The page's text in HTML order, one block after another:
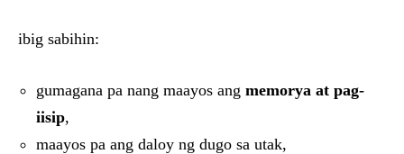
ibig sabihin:
gumagana pa nang maayos ang memorya at pag-
iisip,
maayos pa ang daloy ng dugo sa utak,